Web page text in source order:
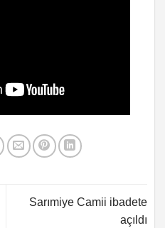
Sarımiye Camii ibadete
açıldı